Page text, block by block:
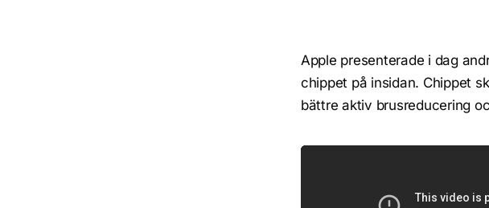
Apple presenterade i dag
chippet på insidan. Chippet
bättre aktiv brusreducering